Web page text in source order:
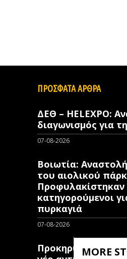
MORE
ΠΡΟΣΦΑΤΑ ΑΡΘΡΑ
ΔΕΘ – HELEXPO:
διαγωνισμός για
07-08-2026
Βοιωτία:
του αιολικού
Προφυλακίστηκαν
κατηγορούμενοι
πυρκαγιά
07-08-2026
Προκηρύχθηκε